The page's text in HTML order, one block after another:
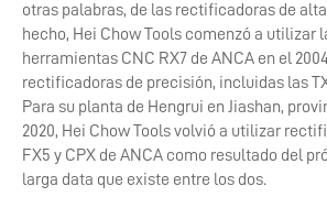
otras palabras, de las rectificadoras de
hecho, Hei Chow Tools comenzó a utilizar
herramientas CNC RX7 de ANCA en el
rectificadoras de precisión, incluidas las
Para su planta de Hengrui en Jiashan,
2020, Hei Chow Tools volvió a utilizar
FX5 y CPX de ANCA como resultado del
larga data que existe entre los dos.